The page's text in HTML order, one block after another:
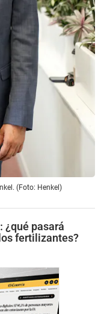
(Foto: Henkel)
¿qué pasará
fertilizantes?